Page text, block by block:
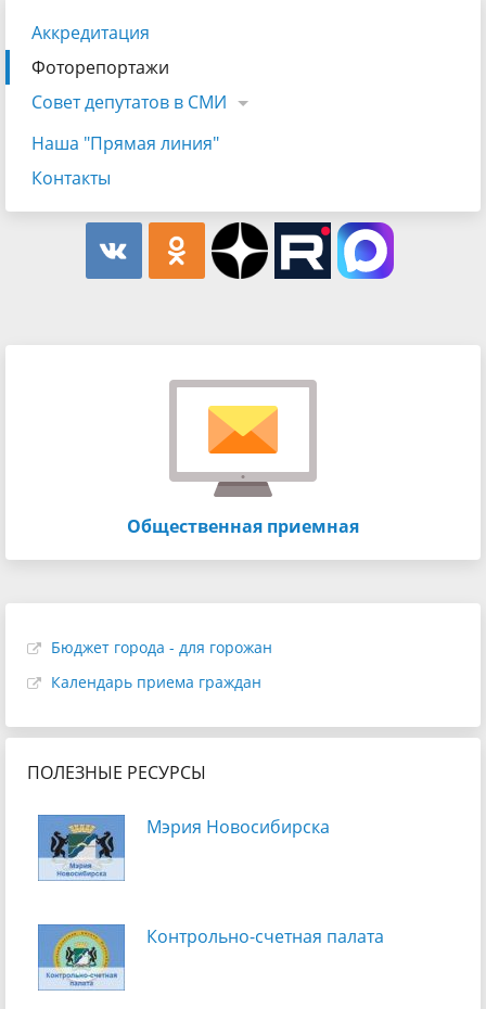
Аккредитация
Фоторепортажи
Совет депутатов в СМИ
Наша "Прямая линия"
Контакты
Общественная приемная
Бюджет города - для горожан
Календарь приема граждан
ПОЛЕЗНЫЕ РЕСУРСЫ
Мэрия Новосибирска
Контрольно-счетная палата